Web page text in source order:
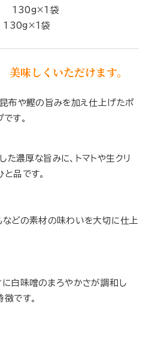
) 130g×1袋
130g×1袋
味しくいただけます。
昆布や鰹の旨みを加え仕上げたポ
す。
濃厚な旨みに、トマトや生クリ
品です。
などの素材の味わいを大切に仕上
に白味噌のまろやかさが調和し
です。